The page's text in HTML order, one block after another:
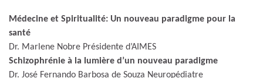
Médecine et Spiritualité: Un nouveau paradigme pour la
santé
Dr. Marlene Nobre Présidente d’AIMES
Schizophrénie à la lumière d’un nouveau paradigme
Dr. José Fernando Barbosa de Souza Neuropédiatre